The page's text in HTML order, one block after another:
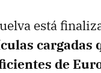
está
cargadas
de